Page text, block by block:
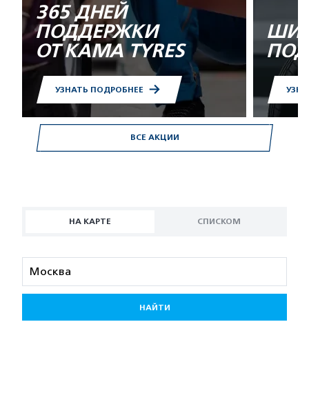
ВСЕ АКЦИИ
365 ДНЕЙ
ПОДДЕРЖКИ
ОТ KAMA TYRES
УЗНАТЬ ПОДРОБНЕЕ
НА КАРТЕ СПИСКОМ
НАЙТИ